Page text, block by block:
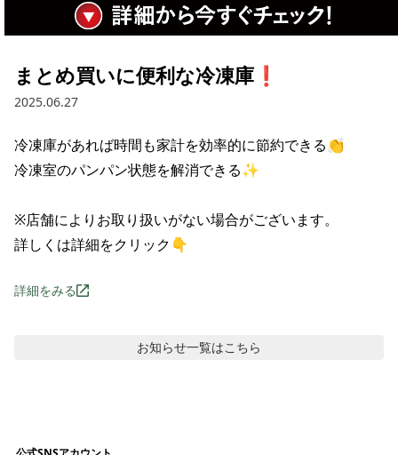
まとめ買いに便利な冷凍庫❗
2025.06.27
冷凍庫があれば時間も家計を効率的に節約できる👏
冷凍室のパンパン状態を解消できる✨
※店舗によりお取り扱いがない場合がございます。
詳しくは詳細をクリック👇
詳細をみる
お知らせ一覧はこちら